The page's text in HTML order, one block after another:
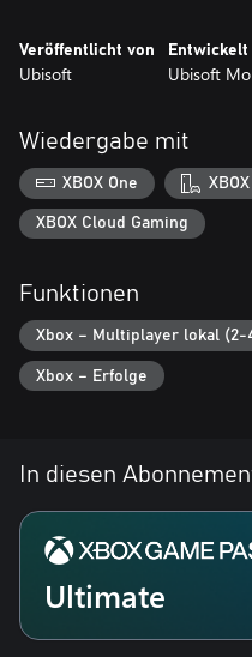
Veröffentlicht von
Ubisoft
Entwickelt
Ubisoft
Wiedergabe mit
XBOX One
XBOX Cloud Gaming
Funktionen
Xbox – Multiplayer lokal (2-
Xbox – Erfolge
In diesen
Ultimate